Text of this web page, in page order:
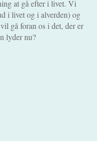
at gå efter i livet. Vi
i livet og i alverden) og
gå foran os i det, der er
lyder nu?